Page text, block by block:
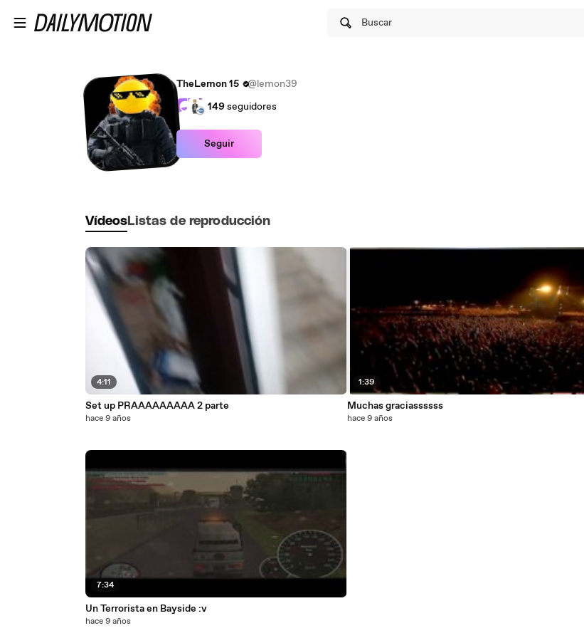
Buscar
TheLemon 15
@lemon39
149seguidores
Seguir
Vídeos Listas de reproducción
4:11
Set up PRAAAAAAAAA 2 parte
hace 9 años
7:34
Un Terrorista en Bayside :v
hace 9 años
1:39
Muchas graciassssss
hace 9 años